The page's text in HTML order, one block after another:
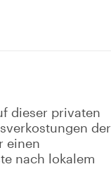
dieser privaten
der
einen
nach lokalem